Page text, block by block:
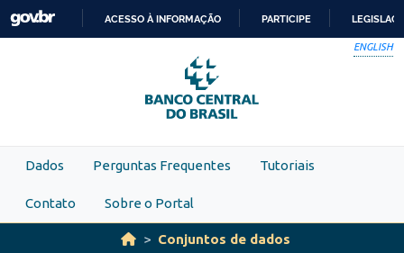
Skip to main content
PARA
O
CONTEÚDO
ACESSO À INFORMAÇÃO PARTICIPE
ENGLISH
Dados Perguntas Frequentes Tutoriais
Contato Sobre o Portal
Conjuntos de dados